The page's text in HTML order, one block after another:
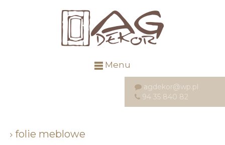
Menu
agdekor@wp.pl
94 35 840 82
folie meblowe